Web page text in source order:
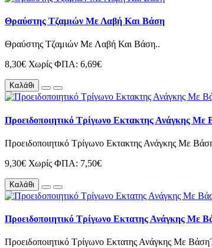
Θραύστης Τζαμιών Με Λαβή Και Βάση
Θραύστης Τζαμιών Με Λαβή Και Βάση..
8,30€ Χωρίς ΦΠΑ: 6,69€
Καλάθι
Προειδοποιητικό Τρίγωνο Εκτακτης Ανάγκης Με
Προειδοποιητικό Τρίγωνο Εκτακτης Ανάγκης Με
9,30€ Χωρίς ΦΠΑ: 7,50€
Καλάθι
Προειδοποιητικό Τρίγωνο Εκτατης Ανάγκης Με
Προειδοποιητικό Τρίγωνο Εκτατης Ανάγκης Με